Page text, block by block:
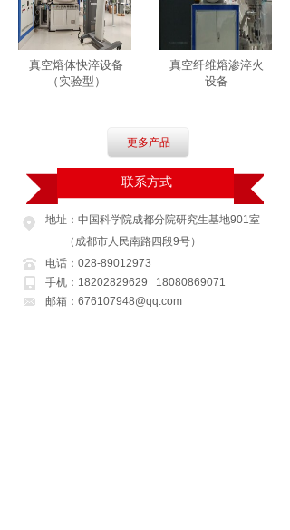
真空熔体快淬设备
（实验型）
真空纤维熔渗淬火
设备
更多产品
联系方式
地址：中国科学院成都分院研究生基地901室
（成都市人民南路四段9号）
电话：028-89012973
手机：18202829629 18080869071
邮箱：676107948@qq.com